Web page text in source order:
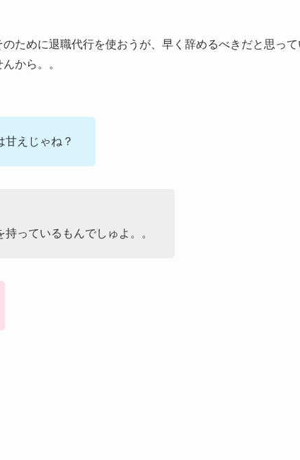
ために退職代行を使おうが、早く辞めるべきだと思って
から。。
甘えじゃね？
っているもんでしゅよ。。